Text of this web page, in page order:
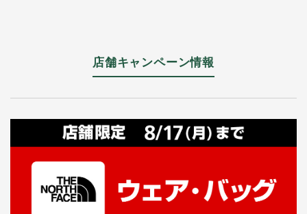
店舗キャンペーン情報